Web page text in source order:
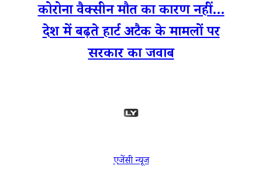
कोरोना वैक्सीन मौत का कारण नहीं...
देश में बढ़ते हार्ट अटैक के मामलों पर
सरकार का जवाब
एजेंसी न्यूज